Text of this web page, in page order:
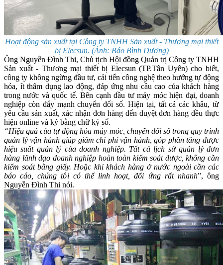
Hoạt động sản xuất tại Công ty TNHH Sản xuất - Thương mại thiết
bị Elecsun. (Ảnh: Báo Bình Dương)
Ông Nguyễn Đình Thi, Chủ tịch Hội đồng Quản trị Công ty TNHH
Sản xuất - Thương mại thiết bị Elecsun (TP.Tân Uyên) cho biết,
công ty không ngừng đầu tư, cải tiến công nghệ theo hướng tự động
hóa, ít thâm dụng lao động, đáp ứng nhu cầu cao của khách hàng
trong nước và quốc tế. Bên cạnh đầu tư máy móc hiện đại, doanh
nghiệp còn đẩy mạnh chuyển đổi số. Hiện tại, tất cả các khâu, từ
yêu cầu sản xuất, xác nhận đơn hàng đến duyệt đơn hàng đều thực
hiện online và ký bằng chữ ký số.
“Hiệu quả của tự động hóa máy móc, chuyển đổi số trong quy trình
quản lý vận hành giúp giảm chi phí vận hành, góp phần tăng được
hiệu suất quản lý của doanh nghiệp. Tất cả lịch sử quản lý đơn
hàng lãnh đạo doanh nghiệp hoàn toàn kiểm soát được, không cần
kiểm soát bằng giấy. Hoặc khi khách hàng ở nước ngoài cần các
báo cáo, chúng tôi có thể linh hoạt, đối ứng rất nhanh”, ông
Nguyễn Đình Thi nói.